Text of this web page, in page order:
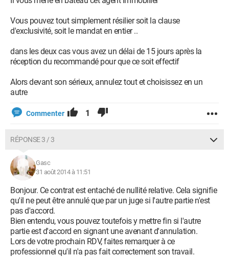
Vous pouvez tout simplement résilier soit la clause
d'exclusivité, soit le mandat en entier ..
dans les deux cas vous avez un délai de 15 jours après la
réception du recommandé pour que ce soit effectif
Alors devant son sérieux, annulez tout et choisissez en un
autre
Commenter 1
RÉPONSE 3 / 3
Gasc
31 août 2014 à 11:51
Bonjour. Ce contrat est entaché de nullité relative. Cela signifie
qu'il ne peut être annulé que par un juge si l'autre partie n'est
pas d'accord.
Bien entendu, vous pouvez toutefois y mettre fin si l'autre
partie est d'accord en signant une avenant d'annulation.
Lors de votre prochain RDV, faites remarquer à ce
professionnel qu'il n'a pas fait correctement son travail.